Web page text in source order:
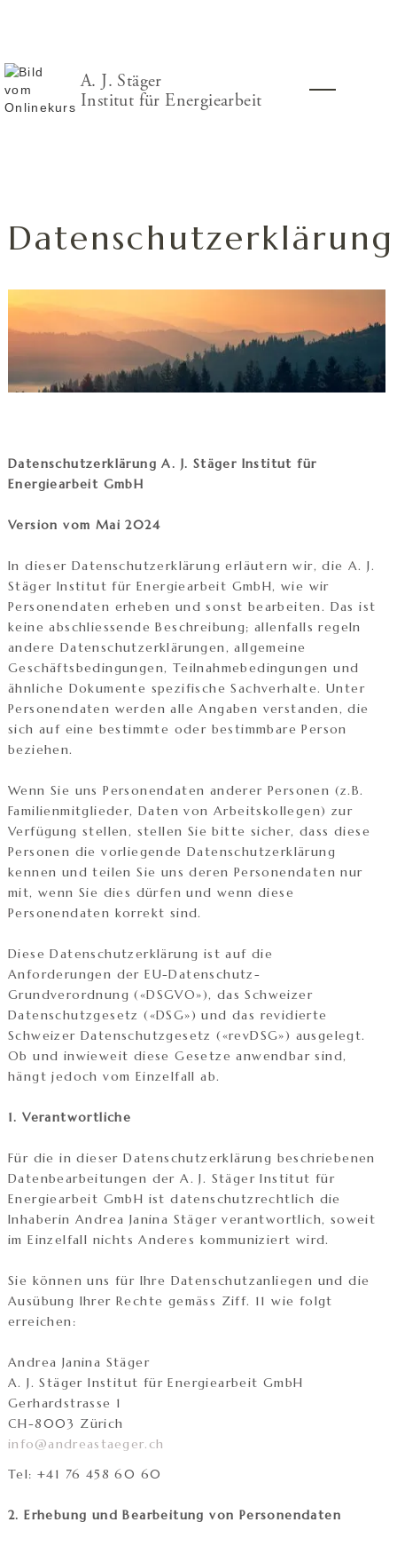
A. J. Stäger
Institut für Energiearbeit
Datenschutzerklärung
Datenschutzerklärung A. J. Stäger Institut für
Energiearbeit GmbH
Version vom Mai 2024
In dieser Datenschutzerklärung erläutern wir, die A. J.
Stäger Institut für Energiearbeit GmbH, wie wir
Personendaten erheben und sonst bearbeiten. Das ist
keine abschliessende Beschreibung; allenfalls regeln
andere Datenschutzerklärungen, allgemeine
Geschäftsbedingungen, Teilnahmebedingungen und
ähnliche Dokumente spezifische Sachverhalte. Unter
Personendaten werden alle Angaben verstanden, die
sich auf eine bestimmte oder bestimmbare Person
beziehen.
Wenn Sie uns Personendaten anderer Personen (z.B.
Familienmitglieder, Daten von Arbeitskollegen) zur
Verfügung stellen, stellen Sie bitte sicher, dass diese
Personen die vorliegende Datenschutzerklärung
kennen und teilen Sie uns deren Personendaten nur
mit, wenn Sie dies dürfen und wenn diese
Personendaten korrekt sind.
Diese Datenschutzerklärung ist auf die
Anforderungen der EU-Datenschutz-
Grundverordnung («DSGVO»), das Schweizer
Datenschutzgesetz («DSG») und das revidierte
Schweizer Datenschutzgesetz («revDSG») ausgelegt.
Ob und inwieweit diese Gesetze anwendbar sind,
hängt jedoch vom Einzelfall ab.
1. Verantwortliche
Für die in dieser Datenschutzerklärung beschriebenen
Datenbearbeitungen der A. J. Stäger Institut für
Energiearbeit GmbH ist datenschutzrechtlich die
Inhaberin Andrea Janina Stäger verantwortlich, soweit
im Einzelfall nichts Anderes kommuniziert wird.
Sie können uns für Ihre Datenschutzanliegen und die
Ausübung Ihrer Rechte gemäss Ziff. 11 wie folgt
erreichen:
Andrea Janina Stäger
A. J. Stäger Institut für Energiearbeit GmbH
Gerhardstrasse 1
CH-8003 Zürich
info@andreastaeger.ch
Tel: +41 76 458 60 60
2. Erhebung und Bearbeitung von Personendaten